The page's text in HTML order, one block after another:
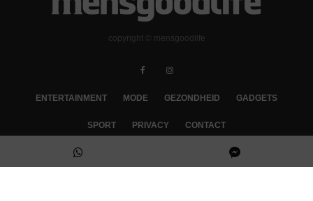
copyright © mensgoodlife
ENTERTAINMENT MODE GEZONDHEID GADGETS
SPORT PRIVACY CONTACT